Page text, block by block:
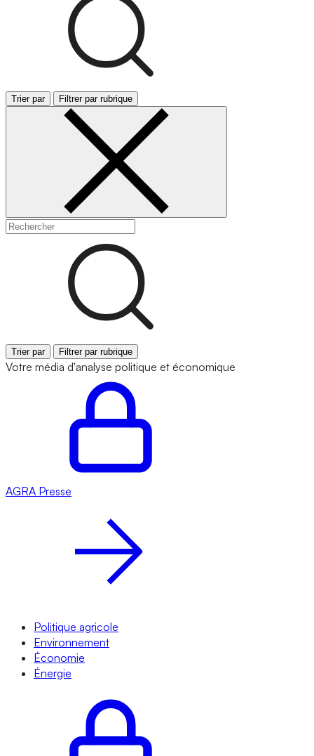
Trier par Filtrer par rubrique
Trier par Filtrer par rubrique
Votre média d'analyse politique et économique
AGRA Presse
Politique agricole
Environnement
Économie
Énergie